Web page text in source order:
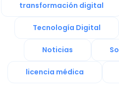
transformación digital
Tecnología Digital
Noticias
licencia médica